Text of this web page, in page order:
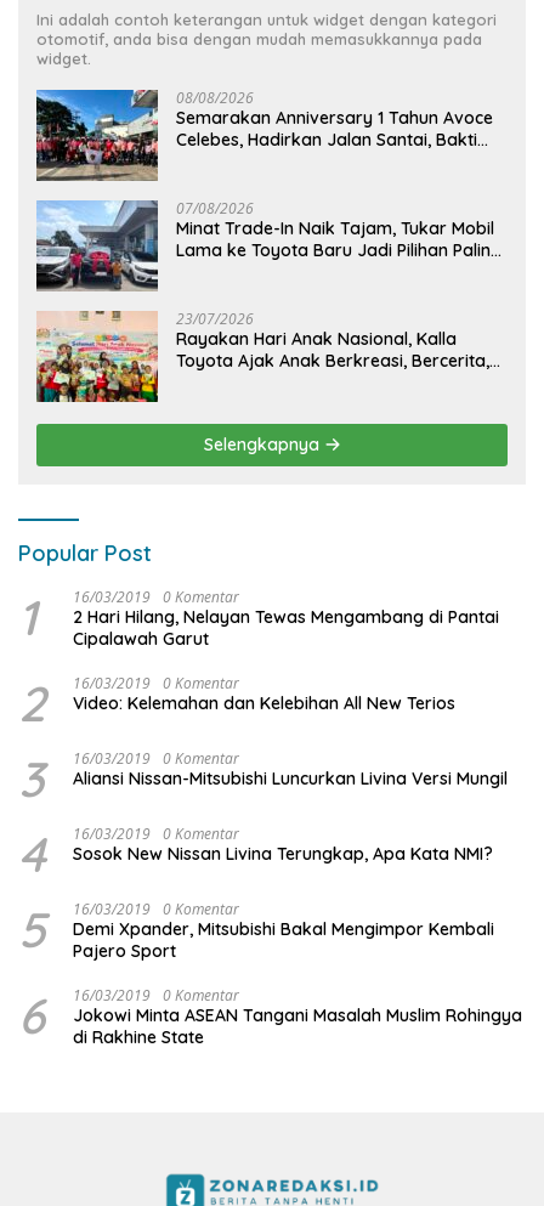
Ini adalah contoh keterangan untuk widget dengan kategori
otomotif, anda bisa dengan mudah memasukkannya pada
widget.
08/08/2026
Semarakan Anniversary 1 Tahun Avoce
Celebes, Hadirkan Jalan Santai, Bakti
07/08/2026
Minat Trade-In Naik Tajam, Tukar Mobil
Lama ke Toyota Baru Jadi Pilihan Paling
23/07/2026
Rayakan Hari Anak Nasional, Kalla
Toyota Ajak Anak Berkreasi, Bercerita,
Selengkapnya
Popular Post
1 16/03/2019 0 Komentar
2 Hari Hilang, Nelayan Tewas Mengambang di Pantai
Cipalawah Garut
2 16/03/2019 0 Komentar
Video: Kelemahan dan Kelebihan All New Terios
3 16/03/2019 0 Komentar
Aliansi Nissan-Mitsubishi Luncurkan Livina Versi Mungil
4 16/03/2019 0 Komentar
Sosok New Nissan Livina Terungkap, Apa Kata NMI?
5 16/03/2019 0 Komentar
Demi Xpander, Mitsubishi Bakal Mengimpor Kembali
Pajero Sport
6 16/03/2019 0 Komentar
Jokowi Minta ASEAN Tangani Masalah Muslim Rohingya
di Rakhine State